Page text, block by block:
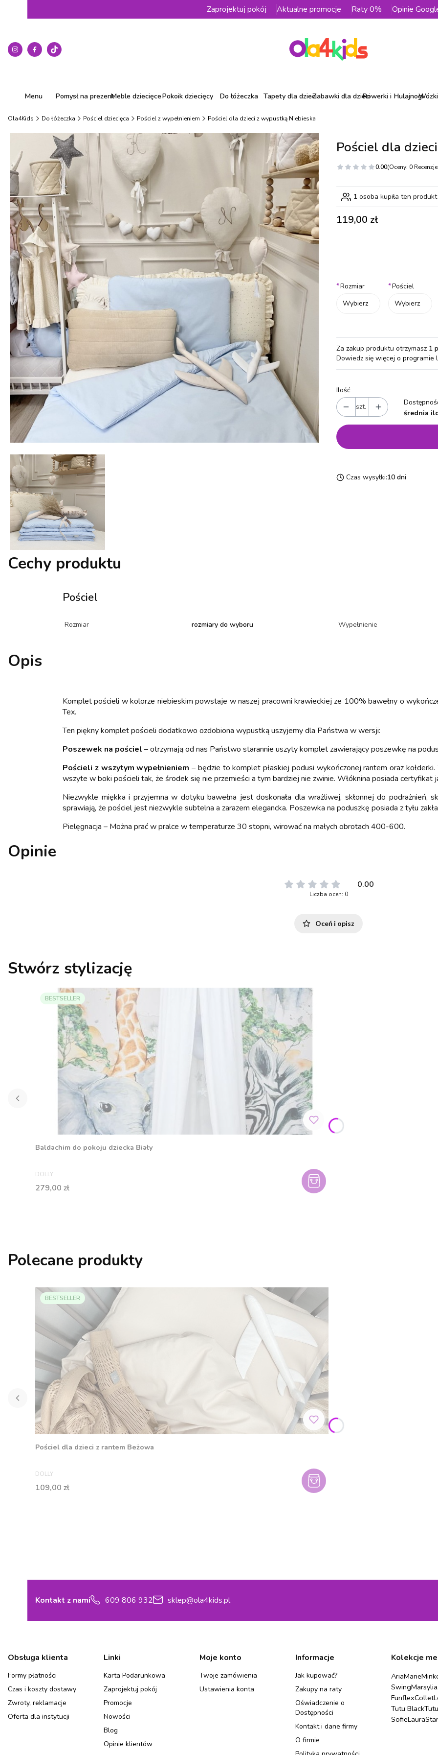
Zaprojektuj pokój Aktualne promocje Raty 0% Opinie
Menu Pomysł na prezentMeble dziecięcePokoik dziecięcy Do łóżeczka Tapety dla dzieciZabawki dla dzieciRowerki i Hulajnogi
Ola4Kids Do łóżeczka Pościel dziecięca Pościel z wypełnieniem Pościel dla dzieci z wypustką Niebieska
Pościel dla
0.00(Oceny: 0
1 osoba kupiła ten produkt
Cena
119,00 zł
*Rozmiar
Wybierz
*Pościel
Wybierz
Za zakup produktu otrzymasz 1
Dowiedz się więcej o programie
Ilość
szt.
średnia
Czas wysyłki:10 dni
Cechy produktu
Pościel
Rozmiar rozmiary do wyboru Wypełnienie
Opis
Komplet pościeli w kolorze niebieskim powstaje w naszej pracowni krawieckiej ze 100% bawełny o
Tex.
Ten piękny komplet pościeli dodatkowo ozdobiona wypustką uszyjemy dla Państwa w wersji:
Poszewek na pościel – otrzymają od nas Państwo starannie uszyty komplet zawierający poszewkę na
Pościeli z wszytym wypełnieniem – będzie to komplet płaskiej podusi wykończonej rantem oraz
wszyte w boki pościeli tak, że środek się nie przemieści a tym bardziej nie zwinie. Włóknina posiada certyfikat
Niezwykle miękka i przyjemna w dotyku bawełna jest doskonała dla wrażliwej, skłonnej do podrażnień,
sprawiają, że pościel jest niezwykle subtelna a zarazem elegancka. Poszewka na poduszkę posiada z tyłu
Pielęgnacja – Można prać w pralce w temperaturze 30 stopni, wirować na małych obrotach 400-600.
Opinie
0.00
Liczba ocen: 0
Oceń i opisz
Stwórz stylizację
BESTSELLER
Baldachim do pokoju dziecka Biały
PRODUCENT
DOLLY
Cena
279,00 zł
Polecane produkty
BESTSELLER
Pościel dla dzieci z rantem Beżowa
PRODUCENT
DOLLY
Cena
109,00 zł
Kontakt z nami 609 806 932 sklep@ola4kids.pl
Linki w stopce
Obsługa klienta
Formy płatności
Czas i koszty dostawy
Zwroty, reklamacje
Oferta dla instytucji
Linki
Karta Podarunkowa
Zaprojektuj pokój
Promocje
Nowości
Blog
Opinie klientów
Moje konto
Twoje zamówienia
Ustawienia konta
Informacje
Jak kupować?
Zakupy na raty
Oświadczenie o
Dostępności
Kontakt i dane firmy
O firmie
Kolekcje
AriaMarie
SwingMarsylia
FunflexCollet
Tutu Black
SofieLauraStar